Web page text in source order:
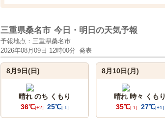
三重県桑名市 今日・明日の天気予報
予報地点：三重県桑名市
2026年08月09日 12時00分 発表
8月9日(日)
晴れ のち くもり
36℃[+2] 25℃[-1]
8月10日(月)
晴れ 時々 くもり
35℃[-1] 27℃[+1]